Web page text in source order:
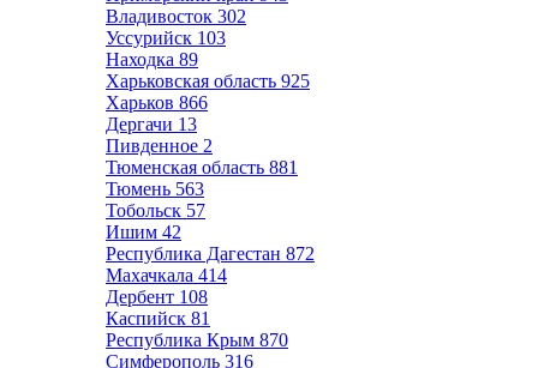
Владивосток 302
Уссурийск 103
Находка 89
Харьковская область 925
Харьков 866
Дергачи 13
Пивденное 2
Тюменская область 881
Тюмень 563
Тобольск 57
Ишим 42
Республика Дагестан 872
Махачкала 414
Дербент 108
Каспийск 81
Республика Крым 870
Симферополь 316